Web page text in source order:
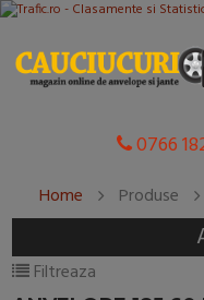
0766
Home Produse
Filtreaza